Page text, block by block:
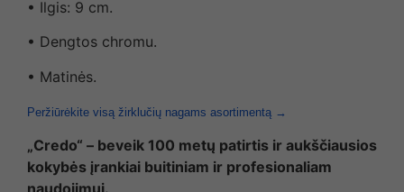
• Ilgis: 9 cm.
• Dengtos chromu.
• Matinės.
Peržiūrėkite visą žirklučių nagams asortimentą →
„Credo“ – beveik 100 metų patirtis ir aukščiausios
kokybės įrankiai buitiniam ir profesionaliam